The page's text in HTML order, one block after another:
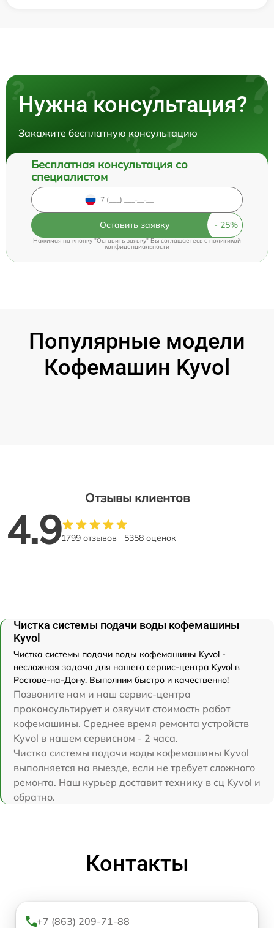
Нужна консультация?
Закажите бесплатную консультацию
Бесплатная консультация со
специалистом
Оставить заявку
Нажимая на кнопку "Оставить заявку" Вы соглашаетесь cполитикой
конфиденциальности
Популярные модели
Кофемашин Kyvol
Отзывы клиентов
4.91799 отзывов 5358 оценок
Чистка системы подачи воды кофемашины
Kyvol
Чистка системы подачи воды кофемашины Kyvol -
несложная задача для нашего сервис-центра Kyvol в
Ростове-на-Дону. Выполним быстро и качественно!
Позвоните нам и наш сервис-центра
проконсультирует и озвучит стоимость работ
кофемашины. Среднее время ремонта устройств
Kyvol в нашем сервисном - 2 часа.
Чистка системы подачи воды кофемашины Kyvol
выполняется на выезде, если не требует сложного
ремонта. Наш курьер доставит технику в сц Kyvol и
обратно.
Контакты
+7 (863) 209-71-88